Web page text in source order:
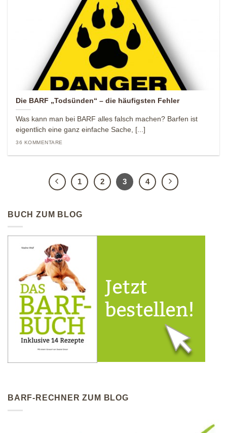
Die BARF „Todsünden“ – die häufigsten Fehler
Was kann man bei BARF alles falsch machen? Barfen ist
eigentlich eine ganz einfache Sache, [...]
36 KOMMENTARE
1 2 3 4
BUCH ZUM BLOG
BARF-RECHNER ZUM BLOG